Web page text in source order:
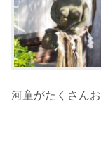
河童がたくさん